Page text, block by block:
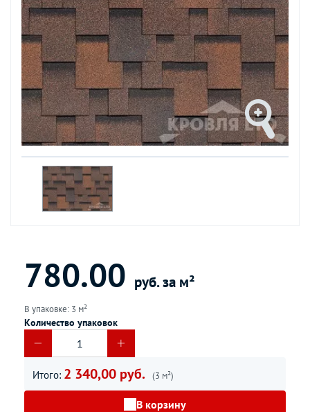
780.00 руб. за м²
В упаковке: 3 м²
Количество упаковок
Итого: 2 340,00 руб. (3 м²)
В корзину